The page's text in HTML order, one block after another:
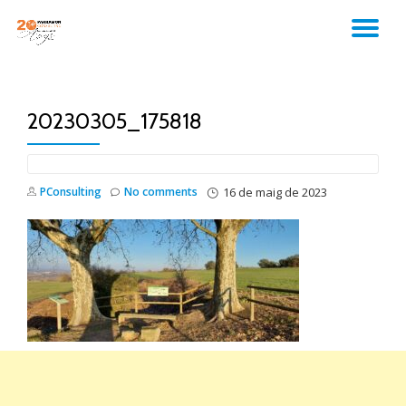
20230305_175818
PConsulting 16 de maig de 2023
No comments